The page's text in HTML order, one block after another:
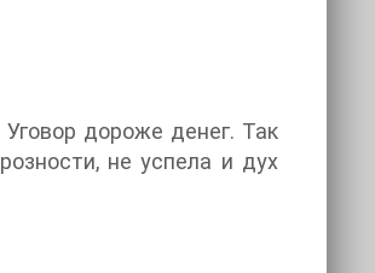
дороже денег. Так
не успела и дух